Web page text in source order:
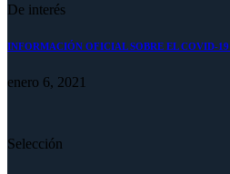
De interés
INFORMACIÓN OFICIAL SOBRE EL COVID-
enero 6, 2021
Selección